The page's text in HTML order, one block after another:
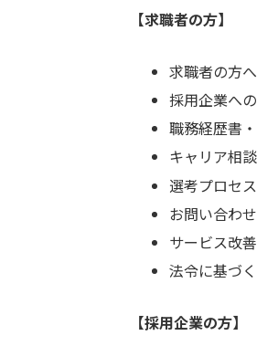
【求職者の方】
求職者の方
採用企業へ
職務経歴書
キャリア相
選考プロセ
お問い合わ
サービス改
法令に基づ
【採用企業の方】